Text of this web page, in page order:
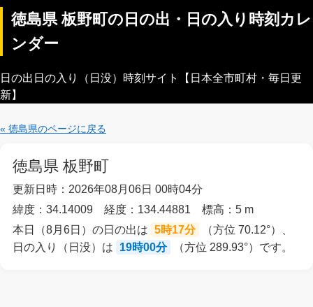
徳島県 板野町の日の出・日の入り時刻カレ
ンダー
日の出日の入り（日没）時刻サイト【日本全市町村・毎日更
新】
« 徳島県のページに戻る
徳島県 板野町
更新日時：2026年08月06日 00時04分
緯度：34.14009 経度：134.44881 標高：5 m
本日（8月6日）の日の出は 5時17分
（方位 70.12°）、
日の入り（日没）は
19時00分 （方位 289.93°）です。